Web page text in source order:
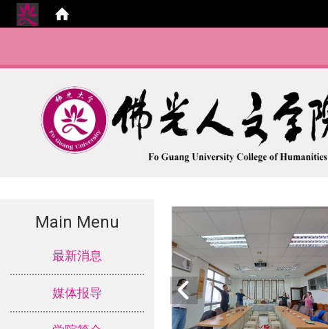
Main Menu
最新消息
媒体报导